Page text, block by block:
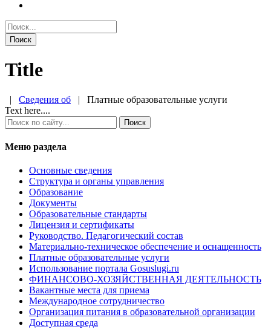
Title
| Сведения об | Платные образовательные услуги
Text here....
Меню раздела
Основные сведения
Структура и органы управления
Образование
Документы
Образовательные стандарты
Лицензия и сертификаты
Руководство. Педагогический состав
Материально-техническое обеспечение и оснащенность
Платные образовательные услуги
Использование портала Gosuslugi.ru
ФИНАНСОВО-ХОЗЯЙСТВЕННАЯ ДЕЯТЕЛЬНОСТЬ
Вакантные места для приема
Международное сотрудничество
Организация питания в образовательной организации
Доступная среда